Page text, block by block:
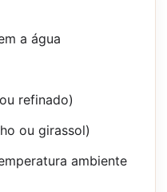
a água
refinado)
ou girassol)
ambiente